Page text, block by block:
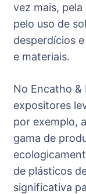
vez mais,
pelo uso de
desperdícios
e materiais.
No Encatho
expositores
por exemplo,
gama de
de plásticos
significativa